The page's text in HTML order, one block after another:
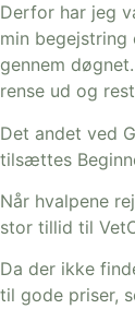
Derfor har jeg
min
gennem
rense ud og
Det andet ved
tilsættes
Når hvalpene
stor tillid til
Da der ikke
til gode priser,